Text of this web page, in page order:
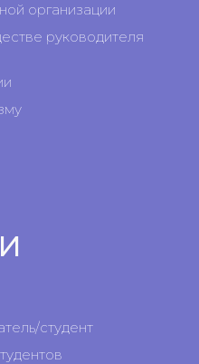
организации
руководителя
студент